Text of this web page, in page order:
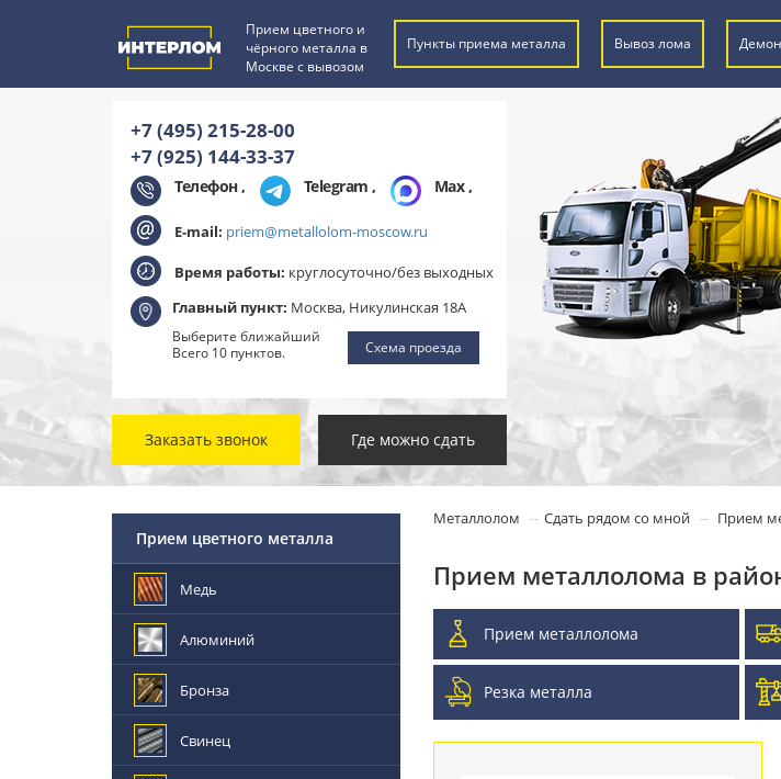
Прием цветного и
чёрного металла в
Москве с вывозом
Пункты приема металла Вывоз лома
+7 (495) 215-28-00
+7 (925) 144-33-37
Телефон , Telegram , Max,
E-mail: priem@metallolom-moscow.ru
Время работы: круглосуточно/без выходных
Главный пункт: Москва, Никулинская 18А
Выберите ближайший
Всего 10 пунктов.
Схема проезда
Заказать звонок Где можно сдать
Металлолом Сдать рядом со мной Прием
Прием металлолома в
Прием металлолома
Резка металла
Прием цветного металла
Медь
Алюминий
Бронза
Свинец